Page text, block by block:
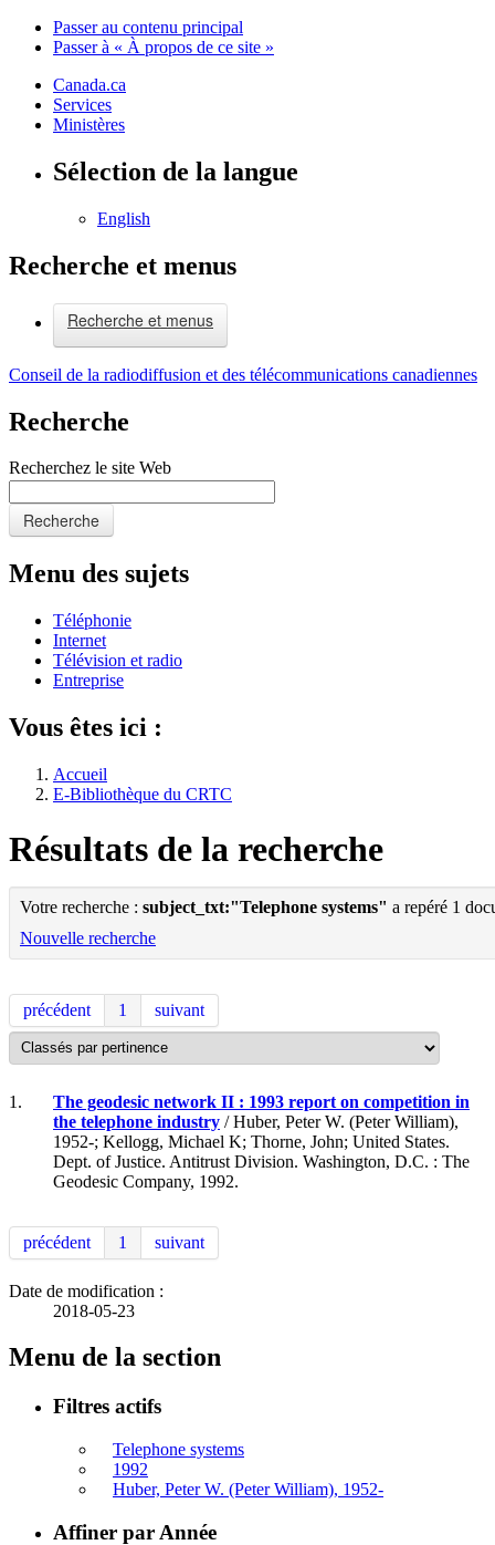
Passer au contenu principal
Passer à « À propos de ce site »
Canada.ca
Services
Ministères
Sélection de la langue
English
Recherche et menus
Recherche et menus
Conseil de la radiodiffusion et des télécommunications canadiennes
Recherche
Recherchez le site Web
Recherche
Menu des sujets
Téléphonie
Internet
Télévision et radio
Entreprise
Vous êtes ici :
Accueil
E-Bibliothèque du CRTC
Résultats de la recherche
Votre recherche : subject_txt:"Telephone systems" a repéré 1
Nouvelle recherche
précédent 1 suivant
1.
The geodesic network II : 1993 report on competition in
the telephone industry / Huber, Peter W. (Peter William),
1952-; Kellogg, Michael K; Thorne, John; United States.
Dept. of Justice. Antitrust Division. Washington, D.C. : The
Geodesic Company, 1992.
précédent 1 suivant
Date de modification :
2018-05-23
Menu de la section
Filtres actifs
Telephone systems
1992
Huber, Peter W. (Peter William), 1952-
Affiner par Année